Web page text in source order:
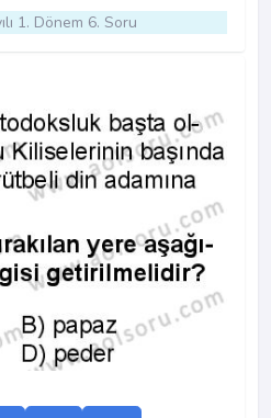
1. Dönem 6. Soru